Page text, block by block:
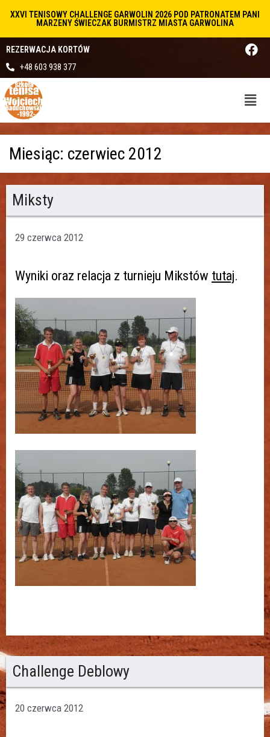
XXVI TENISOWY CHALLENGE GARWOLIN 2026 POD PATRONATEM PANI
MARZENY ŚWIECZAK BURMISTRZ MIASTA GARWOLINA
REZERWACJA KORTÓW
+48 603 938 377
Miesiąc: czerwiec 2012
Miksty
29 czerwca 2012
Wyniki oraz relacja z turnieju Mikstów tutaj.
Challenge Deblowy
20 czerwca 2012